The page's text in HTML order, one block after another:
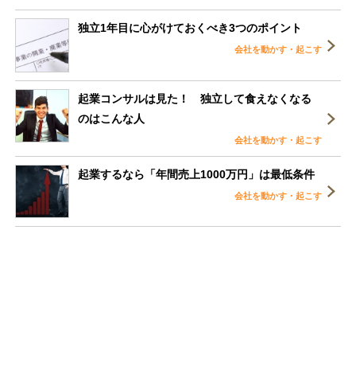
独立1年目に心がけておくべき3つのポイント
会社を動かす・起こす
起業コンサルは見た！ 独立して食えなくなる
のはこんな人
会社を動かす・起こす
起業するなら「年間売上1000万円」は最低条件
会社を動かす・起こす